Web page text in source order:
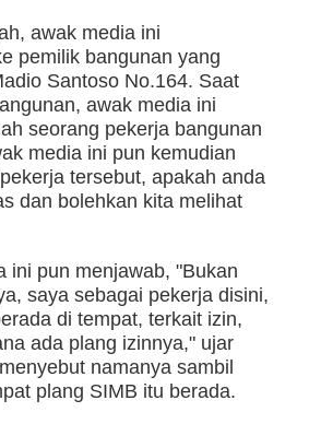
awak media ini
pemilik bangunan yang
Santoso No.164. Saat
awak media ini
seorang pekerja bangunan
media ini pun kemudian
tersebut, apakah anda
dan bolehkan kita melihat
ini pun menjawab, "Bukan
saya sebagai pekerja disini,
di tempat, terkait izin,
ada plang izinnya," ujar
namanya sambil
plang SIMB itu berada.